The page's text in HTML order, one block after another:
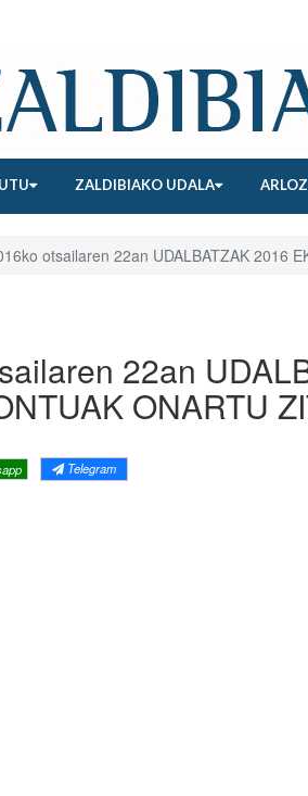
ZALDIBIAKO UDALA
otsailaren 22an UDALBATZAK 2016
22an
ONARTU
Telegram